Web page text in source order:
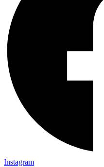
Instagram